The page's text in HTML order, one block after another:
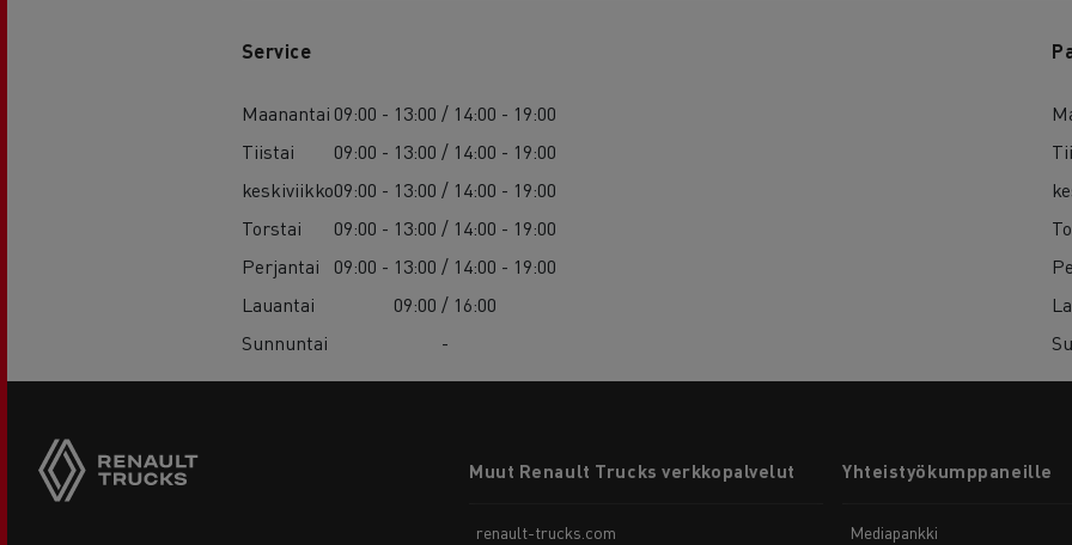
Service
Maanantai 09:00 - 13:00 / 14:00 - 19:00
Tiistai
09:00 - 13:00 / 14:00 - 19:00
keskiviikko09:00 - 13:00 / 14:00 - 19:00
Torstai
09:00 - 13:00 / 14:00 - 19:00
Perjantai
09:00 - 13:00 / 14:00 - 19:00
Lauantai
09:00 / 16:00
Sunnuntai
-
menuMuut Renault Trucks verkkopalvelut
renault-trucks.com
Yhteistyökumppaneille
Mediapankki